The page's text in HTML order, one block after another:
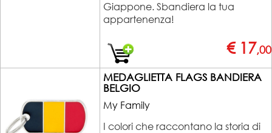
Giappone. Sbandiera la tua
appartenenza!
€ 17,00
MEDAGLIETTA FLAGS BANDIERA
BELGIO
My Family
I colori che raccontano la storia di